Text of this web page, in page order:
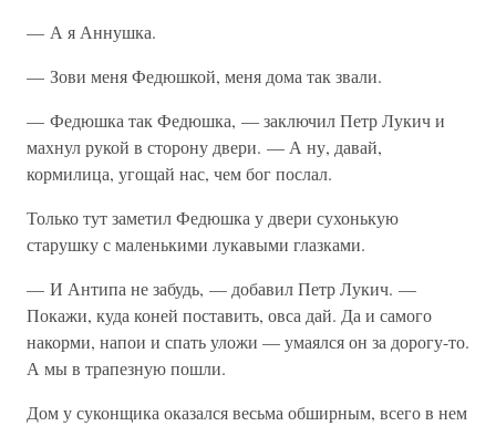
— А я Аннушка.
— Зови меня Федюшкой, меня дома так звали.
— Федюшка так Федюшка, — заключил Петр Лукич и
махнул рукой в сторону двери. — А ну, давай,
кормилица, угощай нас, чем бог послал.
Только тут заметил Федюшка у двери сухонькую
старушку с маленькими лукавыми глазками.
— И Антипа не забудь, — добавил Петр Лукич. —
Покажи, куда коней поставить, овса дай. Да и самого
накорми, напои и спать уложи — умаялся он за дорогу-то.
А мы в трапезную пошли.
Дом у суконщика оказался весьма обширным, всего в нем